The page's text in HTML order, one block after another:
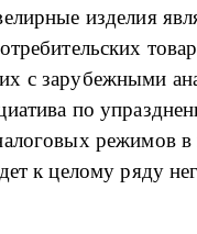
изделия
с зарубежными
по
режимов
к целому ряду